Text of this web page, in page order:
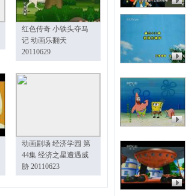
红色传奇 小铁头夺马
记 动画乐翻天
20110629
动画剧场 经济学园 第
44集 经济之星遭遇威
胁 20110623